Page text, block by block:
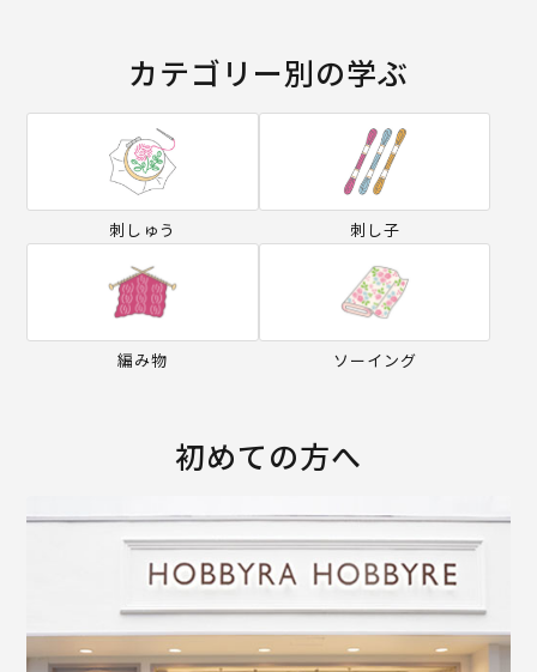
カテゴリー別の学ぶ
刺しゅう 刺し子
編み物 ソーイング
初めての方へ